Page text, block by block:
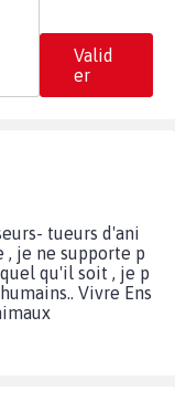
Valid
er
tueurs d'ani
, je ne supporte p
qu'il soit , je p
Vivre Ens